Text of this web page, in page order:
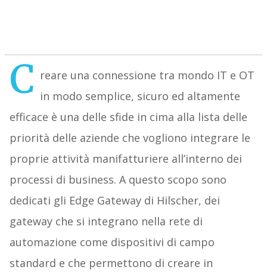
C reare una connessione tra mondo IT e OT
in modo semplice, sicuro ed altamente
efficace è una delle sfide in cima alla lista delle
priorità delle aziende che vogliono integrare le
proprie attività manifatturiere all’interno dei
processi di business. A questo scopo sono
dedicati gli Edge Gateway di Hilscher, dei
gateway che si integrano nella rete di
automazione come dispositivi di campo
standard e che permettono di creare in